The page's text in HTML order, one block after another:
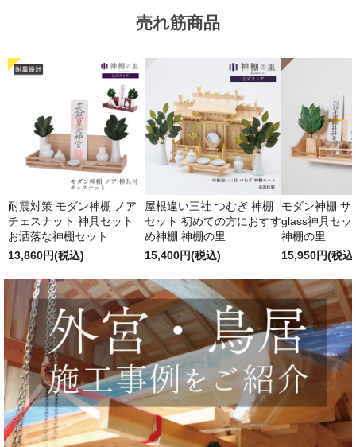
売れ筋商品
耐震対策 モダン神棚 ノア
チェスナット 神具セット
お洒落な神棚セット
13,860円(税込)
屋根違い三社 つむぎ 神棚
セット 初めての方におすす
め神棚 神棚の里
15,400円(税込)
モダン神棚 サ
glass神具セッ
神棚の里
15,950円(税込